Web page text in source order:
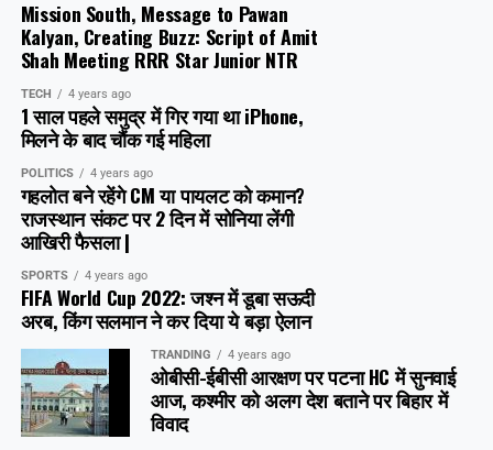
Mission South, Message to Pawan
Kalyan, Creating Buzz: Script of Amit
Shah Meeting RRR Star Junior NTR
TECH 4 years ago
1 साल पहले समुद्र में गिर गया था iPhone,
मिलने के बाद चौंक गई महिला
POLITICS 4 years ago
गहलोत बने रहेंगे CM या पायलट को कमान?
राजस्थान संकट पर 2 दिन में सोनिया लेंगी
आखिरी फैसला |
SPORTS 4 years ago
FIFA World Cup 2022: जश्न में डूबा सऊदी
अरब, क‍िंग सलमान ने कर दिया ये बड़ा ऐलान
TRANDING 4 years ago
ओबीसी-ईबीसी आरक्षण पर पटना HC में सुनवाई
आज, कश्मीर को अलग देश बताने पर बिहार में
विवाद